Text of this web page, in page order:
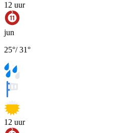
12 uur
jun
25°/31°
12 uur